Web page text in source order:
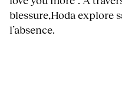
blessure,Hoda explore
l’absence.